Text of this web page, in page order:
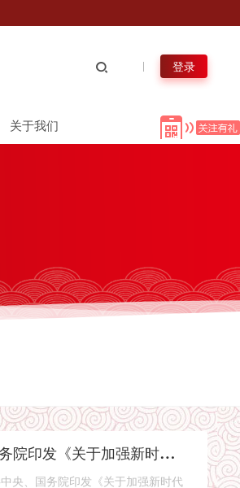
登录
关于我们
中
共中央 国务院印发《关于加强新时代社会工作的意见》
、国务院印发《关于加强新时代